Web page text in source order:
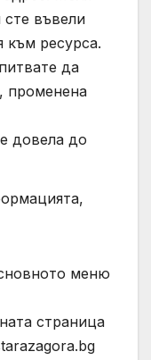
въвели
към ресурса.
да
променена
довела до
меню
страница